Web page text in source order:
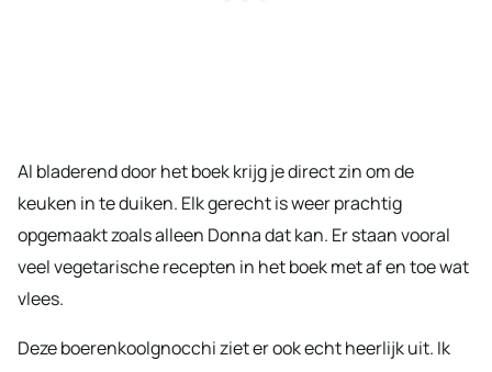
Al bladerend door het boek krijg je direct zin om de
keuken in te duiken. Elk gerecht is weer prachtig
opgemaakt zoals alleen Donna dat kan. Er staan vooral
veel vegetarische recepten in het boek met af en toe wat
vlees.
Deze boerenkoolgnocchi ziet er ook echt heerlijk uit. Ik